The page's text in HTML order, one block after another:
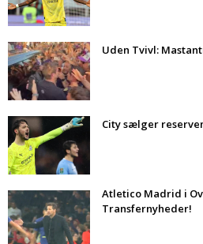
Uden Tvivl:
City sælger
Atletico Madrid i
Transfernyheder!